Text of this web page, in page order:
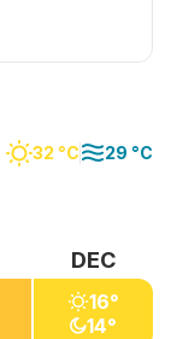
32 °C 29 °C
DEC
16°
14°